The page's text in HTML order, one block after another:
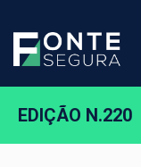
EDIÇÃO N.220